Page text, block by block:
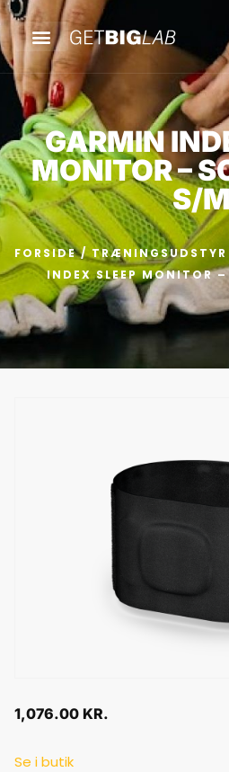
GARMIN
MONITOR –
S/
FORSIDE/ TRÆNINGSUDSTYR
INDEX SLEEP MONITOR
1,076.00 KR.
Se i butik